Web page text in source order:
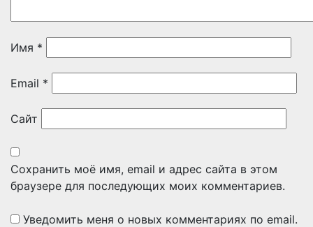
Имя *
Email *
Сайт
Сохранить моё имя, email и адрес сайта в этом
браузере для последующих моих комментариев.
Уведомить меня о новых комментариях по email.